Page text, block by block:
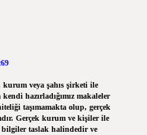
veya şahıs şirketi ile
hazırladığımız makaleler
taşımamakta olup, gerçek
Gerçek kurum ve kişiler ile
bilgiler taslak halindedir ve